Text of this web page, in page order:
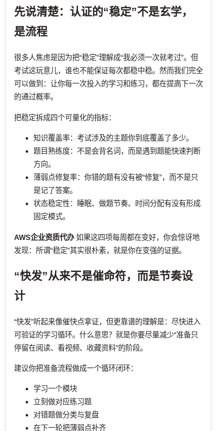
先说清楚：认证的“稳定”不是玄学，
是流程
很多人焦虑是因为把“稳定”理解成“我必须一次就考过”。但
考试这玩意儿，谁也不能保证每次都稳中稳。然而我们完全
可以做到：让你每一次投入的学习和练习，都在提高下一次
的通过概率。
把稳定拆成四个可量化的指标：
知识覆盖率：考试涉及的主题你到底覆盖了多少。
题目熟练度：不是会背名词，而是遇到题能快速判断
方向。
薄弱点修复率：你错的题有没有被“修复”，而不是只
是记了答案。
状态稳定性：睡眠、做题节奏、时间分配有没有形成
固定模式。
AWS企业资质代办如果这四项每周都在变好，你会惊讶地
发现：所谓“稳定”其实很朴素，就是你在变强的证据。
“快发”从来不是催命符，而是节奏设
计
“快发”听起来像催快点拿证，但更靠谱的理解是：尽快进入
可验证的学习循环。什么意思？就是你要尽量减少“准备只
停留在阅读、看视频、收藏资料”的阶段。
建议你把准备流程做成一个循环闭环：
学习一个模块
立刻做对应练习题
对错题做分类与复盘
在下一轮把薄弱点补齐